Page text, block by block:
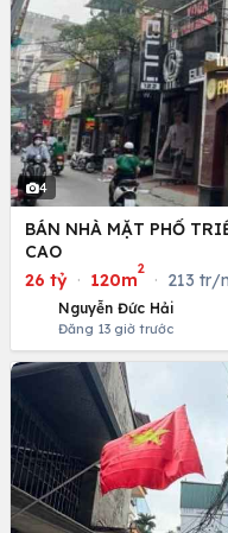
4
BÁN NHÀ MẶT PHỐ
CAO
26 tỷ · 120m
2
· 213 tr/
Nguyễn Đức Hải
Đăng 13 giờ trước